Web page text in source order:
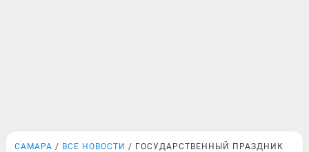
САМАРА ВСЕ НОВОСТИ ГОСУДАРСТВЕННЫЙ ПРАЗДНИК